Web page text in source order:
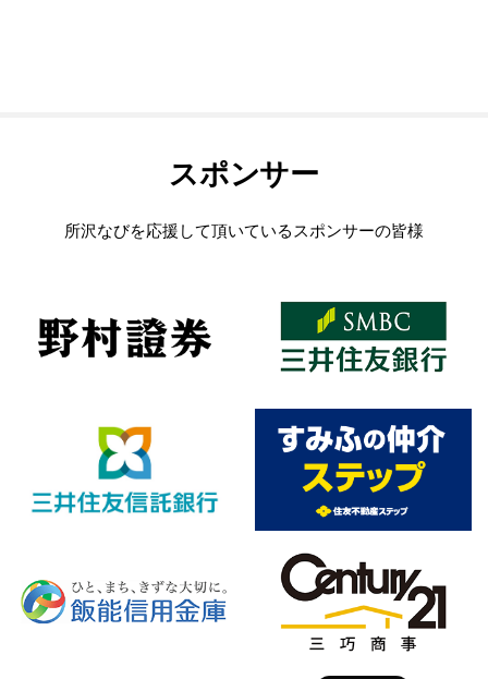
スポンサー
所沢なびを応援して頂いているスポンサーの皆様